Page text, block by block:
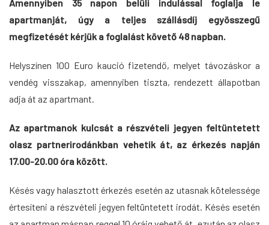
Amennyiben 35 napon belüli indulással foglalja le
apartmanját, úgy a teljes szállásdíj egyösszegű
megfizetését kérjük a foglalást követő 48 napban.
Helyszínen 100 Euro kaució fizetendő, melyet távozáskor a
vendég visszakap, amennyiben tiszta, rendezett állapotban
adja át az apartmant.
Az apartmanok kulcsát a részvételi jegyen feltüntetett
olasz partnerirodánkban vehetik át, az érkezés napján
17.00-20.00 óra között.
Késés vagy halasztott érkezés esetén az utasnak kötelessége
értesíteni a részvételi jegyen feltüntetett irodát. Késés esetén